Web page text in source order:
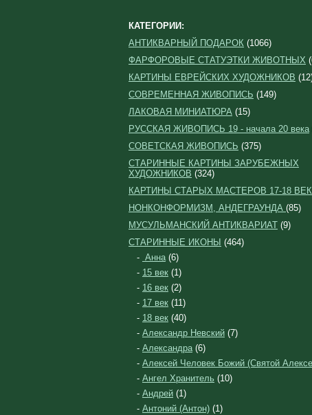
КАТЕГОРИИ:
АНТИКВАРНЫЙ ПОДАРОК (1066)
ФАРФОРОВЫЕ СТАТУЭТКИ ЖИВОТНЫХ
КАРТИНЫ ЕВРЕЙСКИХ ХУДОЖНИКОВ
СОВРЕМЕННАЯ ЖИВОПИСЬ (149)
ЛАКОВАЯ МИНИАТЮРА (15)
РУССКАЯ ЖИВОПИСЬ 19 - начала 20 века
СОВЕТСКАЯ ЖИВОПИСЬ (375)
СТАРИННЫЕ КАРТИНЫ ЗАРУБЕЖНЫХ
ХУДОЖНИКОВ (324)
КАРТИНЫ СТАРЫХ МАСТЕРОВ 17-18
НОНКОНФОРМИЗМ, АНДЕГРАУНДА (85)
МУСУЛЬМАНСКИЙ АНТИКВАРИАТ (9)
СТАРИННЫЕ ИКОНЫ (464)
- Анна(6)
- 15 век (1)
- 16 век (2)
- 17 век (11)
- 18 век (40)
- Александр Невский (7)
- Александра(6)
- Алексей Человек Божий (Святой
- Ангел Хранитель (10)
- Андрей (1)
- Антоний (Антон) (1)